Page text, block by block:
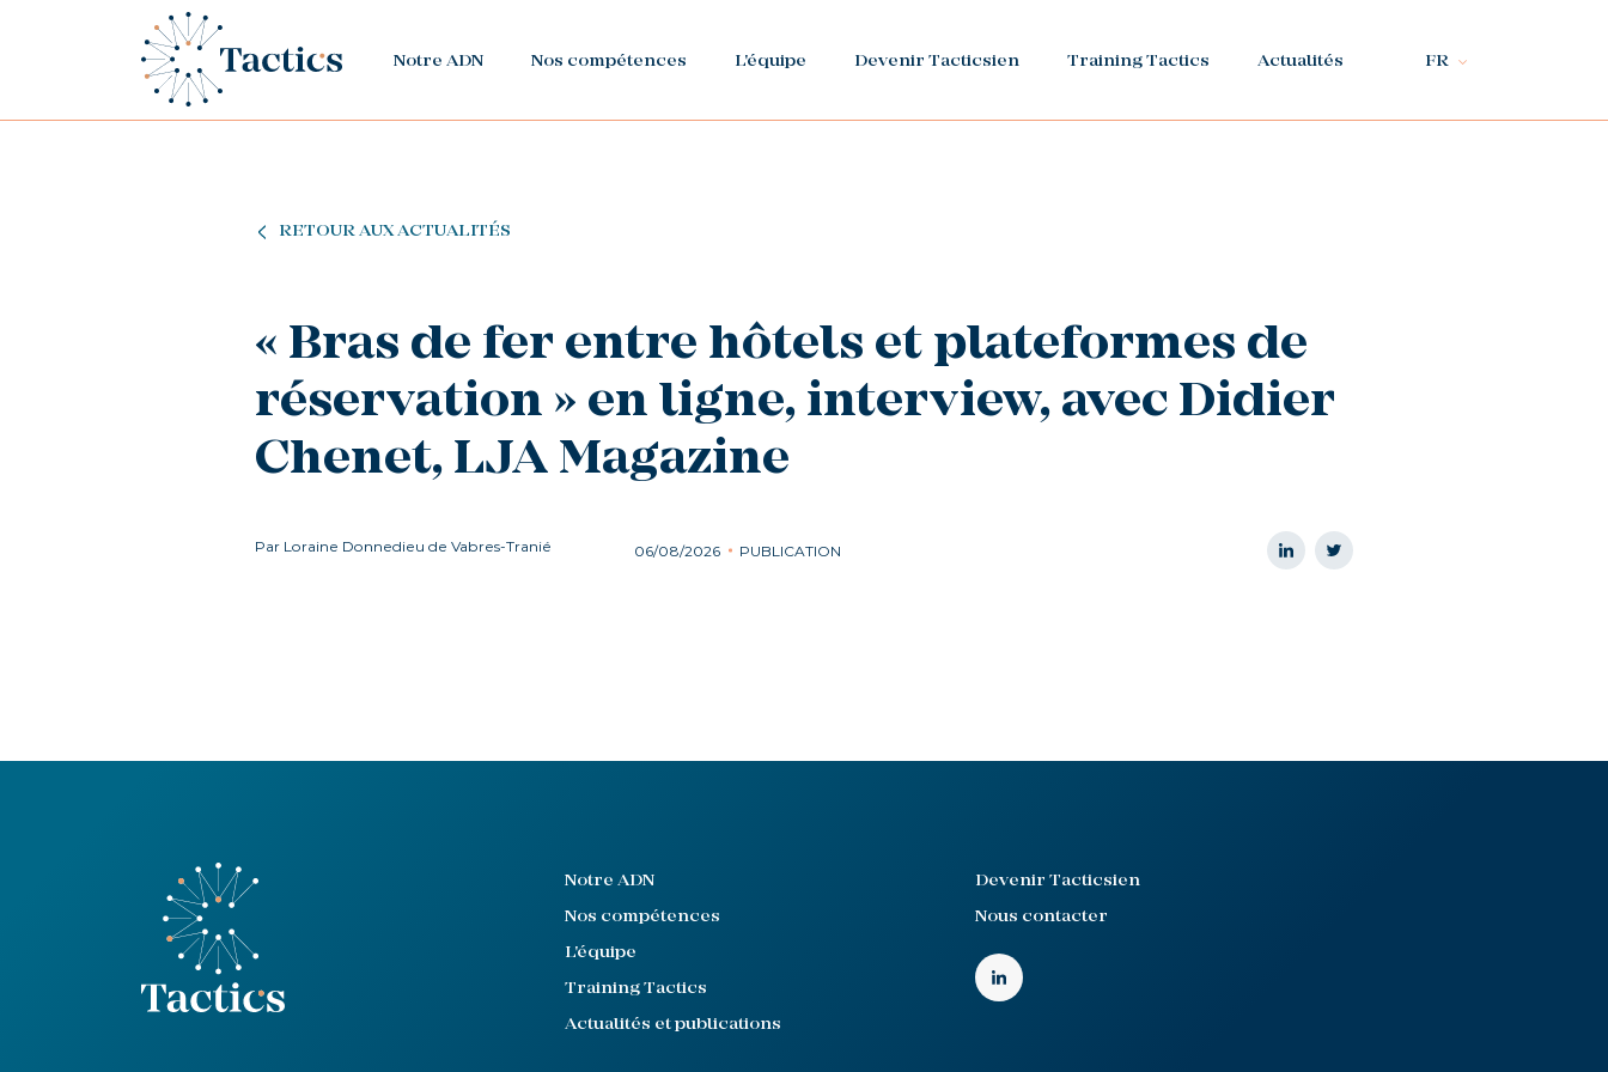
Notre ADN Nos compétences L'équipe Devenir Tacticsien Training Tactics Actualités FR
RETOUR AUX ACTUALITÉS
« Bras de fer entre hôtels et plateformes de
réservation » en ligne, interview, avec Didier
Chenet, LJA Magazine
Par Loraine Donnedieu de Vabres-Tranié 06/08/2026 PUBLICATION
Notre ADN
Nos compétences
L'équipe
Training Tactics
Actualités et publications
Devenir Tacticsien
Nous contacter